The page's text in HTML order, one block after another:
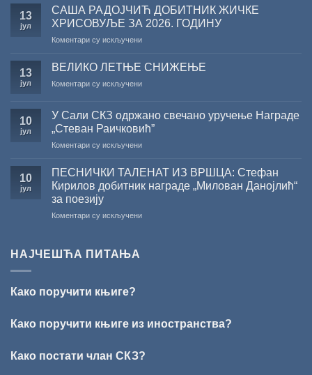
поводом
резултата
конкурса
Министарства
за
капиталних
на
српском
13
јул
САША РАДОЈЧИЋ ДОБИТНИК ЖИЧКЕ
ХРИСОВУЉЕ ЗА 2026. ГОДИНУ
Коментари су искљученина
РАДОЈЧИЋ
ЖИЧКЕ
2026.
ГОДИНУ
13
јул
ВЕЛИКО ЛЕТЊЕ СНИЖЕЊЕ
Коментари су искљученина
СНИЖЕЊЕ
10
јул
У Сали СКЗ одржано свечано уручење Награде
„Стеван Раичковић”
Коментари су искљученина
Сали
одржано
уручење
10
јул
ПЕСНИЧКИ ТАЛЕНАТ ИЗ ВРШЦА: Стефан
Кирилов добитник награде „Милован Данојлић“
за поезију
Коментари су искљученина
„Милован
поезију
НАЈЧЕШЋА ПИТАЊА
Како поручити књиге?
Како поручити књиге из иностранства?
Како постати члан СКЗ?